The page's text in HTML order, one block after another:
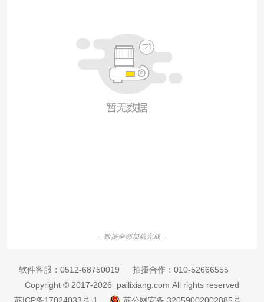
-- 数据全部加载完成 --
软件客服： 0512-68750019 拍摄合作： 010-52666555
Copyright © 2017-2026 pailixiang.com All rights reserved
苏ICP备17024033号-1
苏公网安备 32059002002885号